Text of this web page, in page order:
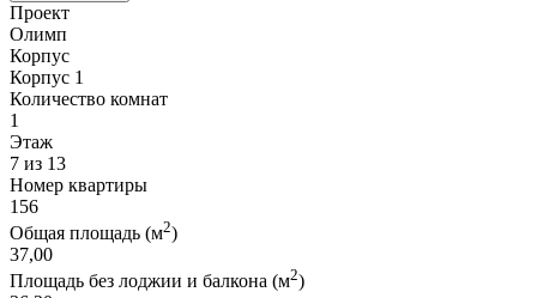
Проект
Олимп
Корпус
Корпус 1
Количество комнат
1
Этаж
7 из 13
Номер квартиры
156
Общая площадь (м2)
37,00
Площадь без лоджии и балкона (м2)